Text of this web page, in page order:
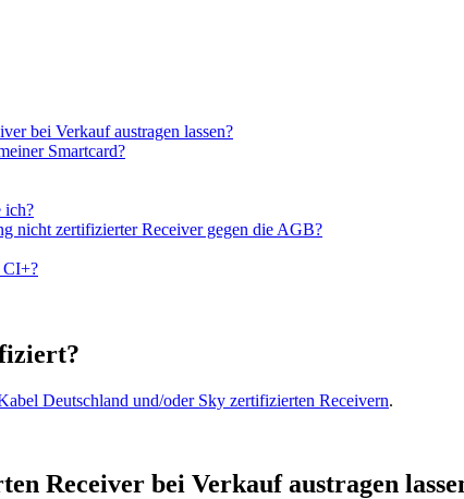
bei Verkauf austragen lassen?
Smartcard?
ich?
nicht zertifizierter Receiver gegen die AGB?
CI+?
Deutschland und/oder Sky zertifizierten Receivern.
Receiver bei Verkauf austragen